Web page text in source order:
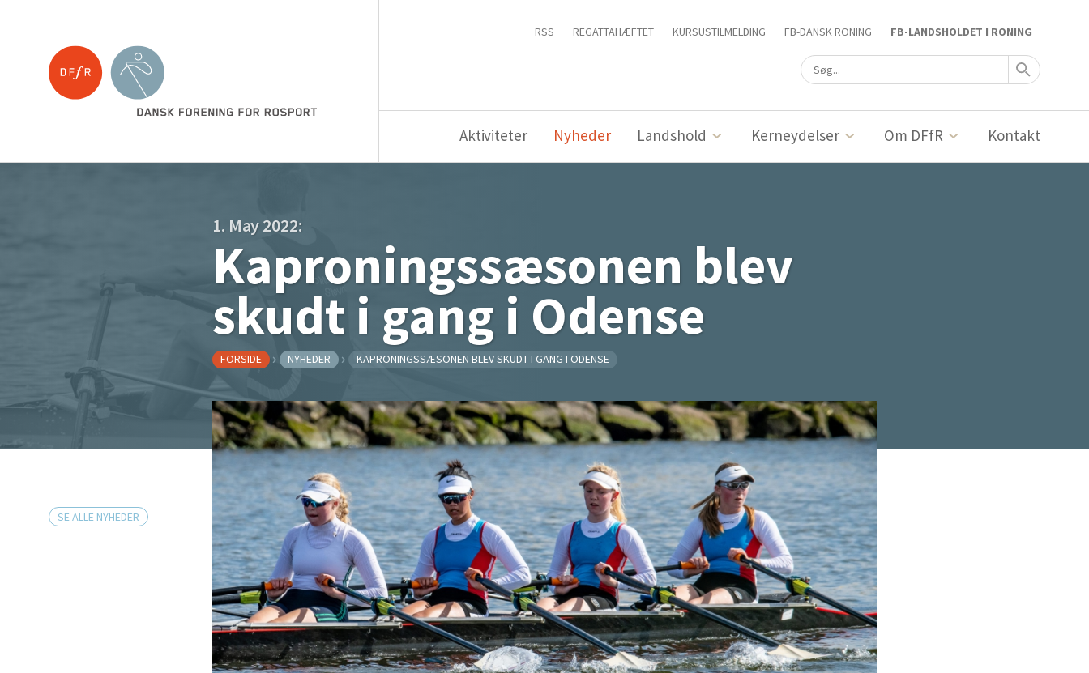
RSS REGATTAHÆFTET KURSUSTILMELDING FB-DANSK RONING FB-LANDSHOLDET I RONING
Aktiviteter Nyheder Landshold Kerneydelser Om DFfR Kontakt
1. May 2022:
Kaproningssæsonen blev
skudt i gang i Odense
FORSIDE NYHEDER KAPRONINGSSÆSONEN BLEV SKUDT I GANG I ODENSE
SE ALLE NYHEDER